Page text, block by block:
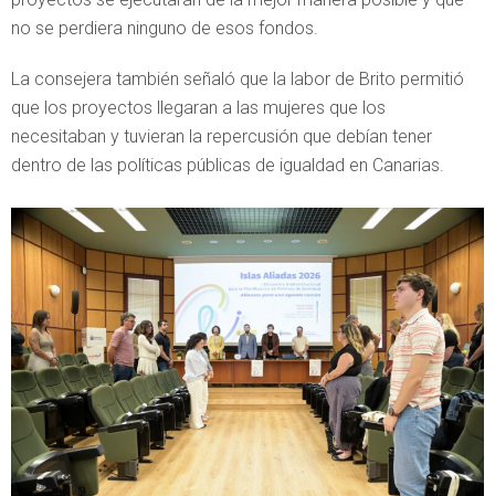
no se perdiera ninguno de esos fondos.
La consejera también señaló que la labor de Brito permitió
que los proyectos llegaran a las mujeres que los
necesitaban y tuvieran la repercusión que debían tener
dentro de las políticas públicas de igualdad en Canarias.